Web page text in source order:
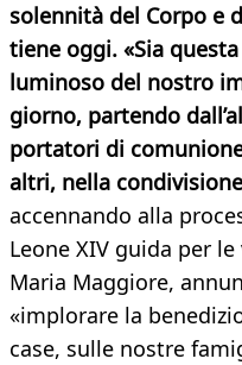
solennità del Corpo e
tiene oggi. «Sia
luminoso del nostro
giorno, partendo
portatori di
altri, nella
accennando alla
Leone XIV guida per
Maria Maggiore,
«implorare la
case, sulle nostre